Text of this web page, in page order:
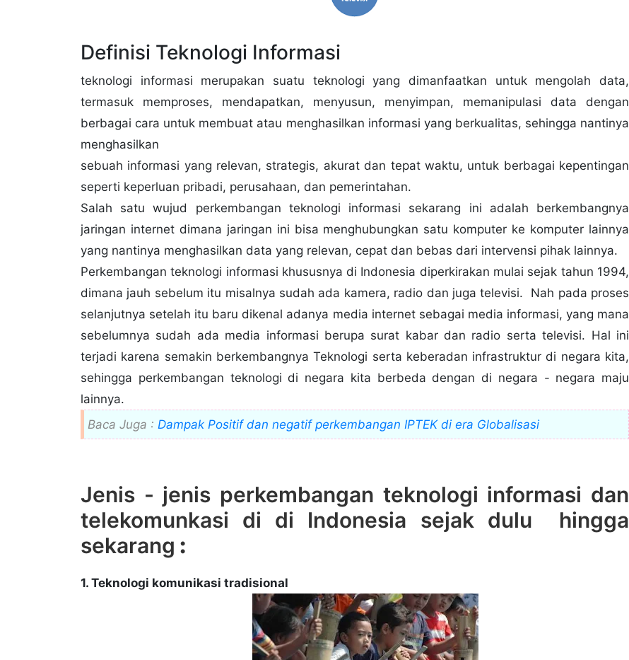
Definisi Teknologi Informasi
teknologi informasi merupakan suatu teknologi yang dimanfaatkan untuk mengolah data,
termasuk memproses, mendapatkan, menyusun, menyimpan, memanipulasi data dengan
berbagai cara untuk membuat atau menghasilkan informasi yang berkualitas, sehingga nantinya
menghasilkan
sebuah informasi yang relevan, strategis, akurat dan tepat waktu, untuk berbagai kepentingan
seperti keperluan pribadi, perusahaan, dan pemerintahan.
Salah satu wujud perkembangan teknologi informasi sekarang ini adalah berkembangnya
jaringan internet dimana jaringan ini bisa menghubungkan satu komputer ke komputer lainnya
yang nantinya menghasilkan data yang relevan, cepat dan bebas dari intervensi pihak lainnya.
Perkembangan teknologi informasi khususnya di Indonesia diperkirakan mulai sejak tahun 1994,
dimana jauh sebelum itu misalnya sudah ada kamera, radio dan juga televisi. Nah pada proses
selanjutnya setelah itu baru dikenal adanya media internet sebagai media informasi, yang mana
sebelumnya sudah ada media informasi berupa surat kabar dan radio serta televisi. Hal ini
terjadi karena semakin berkembangnya Teknologi serta keberadan infrastruktur di negara kita,
sehingga perkembangan teknologi di negara kita berbeda dengan di negara - negara maju
lainnya.
Baca Juga : Dampak Positif dan negatif perkembangan IPTEK di era Globalisasi
Jenis - jenis perkembangan teknologi informasi dan
telekomunkasi di di Indonesia sejak dulu hingga
sekarang :
1. Teknologi komunikasi tradisional